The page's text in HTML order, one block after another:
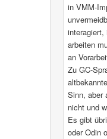
in VMM-
interagiert,
arbeiten
an
Zu GC-
Sinn, aber
nicht und
Es gibt
oder Odin